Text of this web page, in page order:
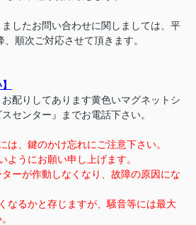
したお問い合わせに関しましては、平
順次ご対応させて頂きます。
配りしてあります黄色いマグネットシ
センター』までお電話下さい。
は、鍵のかけ忘れにご注意下さい。
ようにお願い申し上げます。
ターが作動しなくなり、故障の原因にな
なるかと存じますが、騒音等には最大